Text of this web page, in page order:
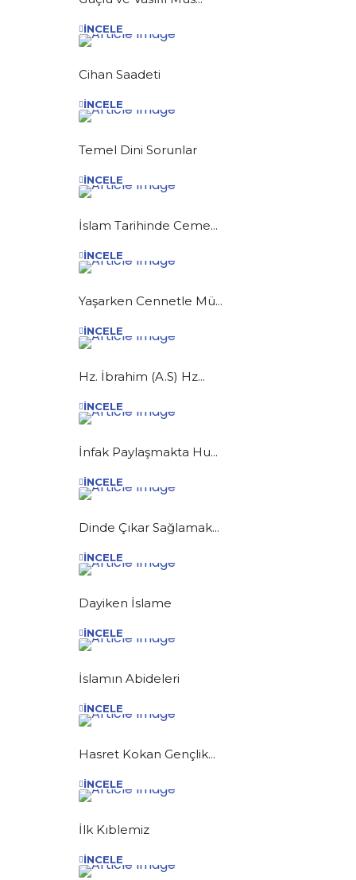
İNCELE
Cihan Saadeti
İNCELE
Temel Dini Sorunlar
İNCELE
İslam Tarihinde Ceme...
İNCELE
Yaşarken Cennetle Mü...
İNCELE
Hz. İbrahim (A.S) Hz...
İNCELE
İnfak Paylaşmakta Hu...
İNCELE
Dinde Çıkar Sağlamak...
İNCELE
Dayiken İslame
İNCELE
İslamın Abideleri
İNCELE
Hasret Kokan Gençlik...
İNCELE
İlk Kıblemiz
İNCELE